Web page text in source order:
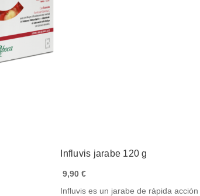
Influvis jarabe 120 g
9,90 €
Influvis es un jarabe de rápida